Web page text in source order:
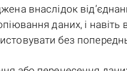
внаслідок
даних, і навіть
без